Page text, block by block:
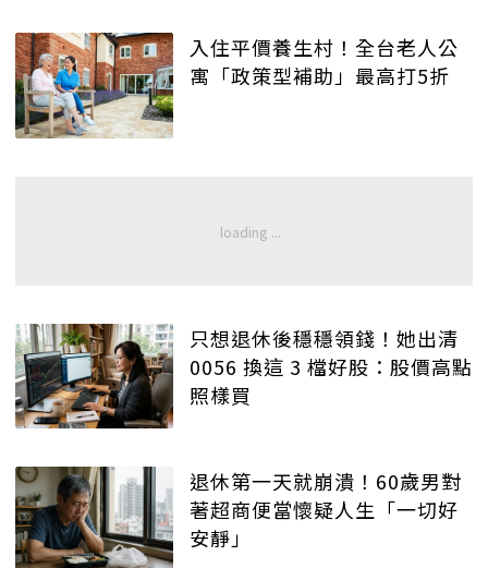
入住平價養生村！全台老人公
寓「政策型補助」最高打5折
只想退休後穩穩領錢！她出清
0056 換這 3 檔好股：股價高點
照樣買
退休第一天就崩潰！60歲男對
著超商便當懷疑人生「一切好
安靜」